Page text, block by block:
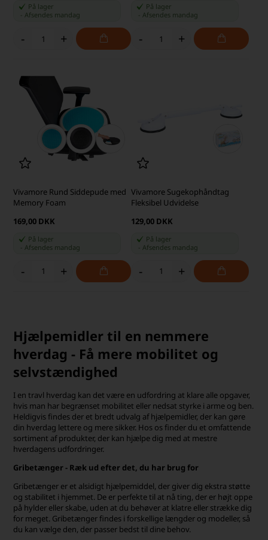
På lager
-Afsendes mandag
- +
På lager
Afsendes mandag
- +
Vivamore Rund Siddepude med
Memory Foam
169,00 DKK
På lager
Afsendes mandag
- +
Vivamore Sugekophåndtag
Fleksibel Udvidelse
129,00 DKK
På lager
Afsendes mandag
- +
Hjælpemidler til en nemmere
hverdag - Få mere mobilitet og
selvstændighed
I en travl hverdag kan det være en udfordring at klare alle opgaver,
hvis man har begrænset mobilitet eller nedsat styrke i arme og ben.
Heldigvis findes der et bredt udvalg af hjælpemidler, der kan gøre
din hverdag lettere og mere sikker. Hos os finder du et omfattende
sortiment af produkter, der kan hjælpe dig med at mestre
hverdagens udfordringer.
Gribetænger - Ræk ud efter det, du har brug for
Gribetænger er et alsidigt hjælpemiddel, der giver dig ekstra støtte
og stabilitet i hjemmet. De er perfekte til at nå ting, der er højt oppe
på hylder eller skabe, uden at du behøver at klatre eller strække dig
for meget. Gribetænger findes i forskellige længder og modeller, så
du kan vælge den, der passer bedst til dine behov.